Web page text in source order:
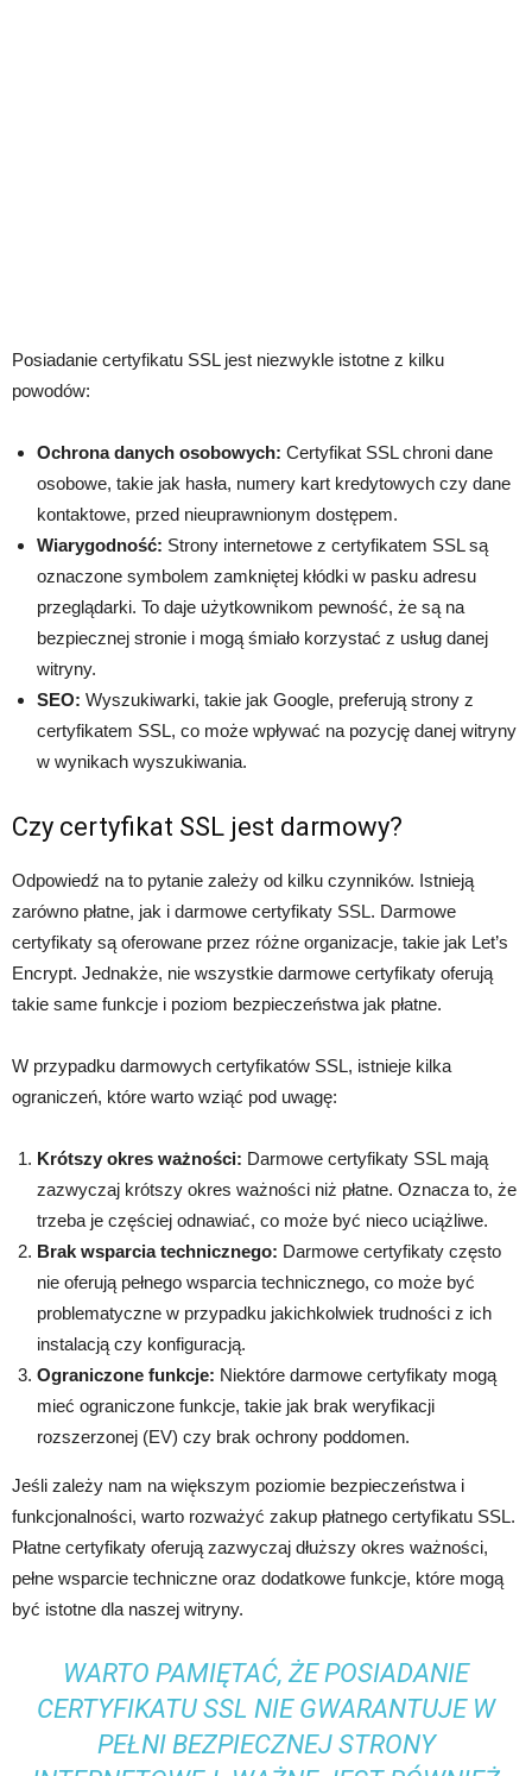
Posiadanie certyfikatu SSL jest niezwykle istotne z kilku
powodów:
Ochrona danych osobowych: Certyfikat SSL chroni dane
osobowe, takie jak hasła, numery kart kredytowych czy dane
kontaktowe, przed nieuprawnionym dostępem.
Wiarygodność: Strony internetowe z certyfikatem SSL są
oznaczone symbolem zamkniętej kłódki w pasku adresu
przeglądarki. To daje użytkownikom pewność, że są na
bezpiecznej stronie i mogą śmiało korzystać z usług danej
witryny.
SEO: Wyszukiwarki, takie jak Google, preferują strony z
certyfikatem SSL, co może wpływać na pozycję danej witryny
w wynikach wyszukiwania.
Czy certyfikat SSL jest darmowy?
Odpowiedź na to pytanie zależy od kilku czynników. Istnieją
zarówno płatne, jak i darmowe certyfikaty SSL. Darmowe
certyfikaty są oferowane przez różne organizacje, takie jak Let’s
Encrypt. Jednakże, nie wszystkie darmowe certyfikaty oferują
takie same funkcje i poziom bezpieczeństwa jak płatne.
W przypadku darmowych certyfikatów SSL, istnieje kilka
ograniczeń, które warto wziąć pod uwagę:
Krótszy okres ważności: Darmowe certyfikaty SSL mają
zazwyczaj krótszy okres ważności niż płatne. Oznacza to, że
trzeba je częściej odnawiać, co może być nieco uciążliwe.
Brak wsparcia technicznego: Darmowe certyfikaty często
nie oferują pełnego wsparcia technicznego, co może być
problematyczne w przypadku jakichkolwiek trudności z ich
instalacją czy konfiguracją.
Ograniczone funkcje: Niektóre darmowe certyfikaty mogą
mieć ograniczone funkcje, takie jak brak weryfikacji
rozszerzonej (EV) czy brak ochrony poddomen.
Jeśli zależy nam na większym poziomie bezpieczeństwa i
funkcjonalności, warto rozważyć zakup płatnego certyfikatu SSL.
Płatne certyfikaty oferują zazwyczaj dłuższy okres ważności,
pełne wsparcie techniczne oraz dodatkowe funkcje, które mogą
być istotne dla naszej witryny.
WARTO PAMIĘTAĆ, ŻE POSIADANIE
CERTYFIKATU SSL NIE GWARANTUJE W
PEŁNI BEZPIECZNEJ STRONY